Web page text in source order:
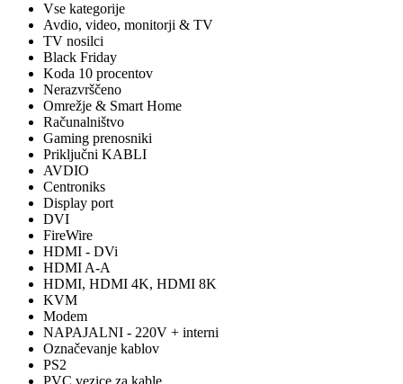
Vse kategorije
Avdio, video, monitorji & TV
TV nosilci
Black Friday
Koda 10 procentov
Nerazvrščeno
Omrežje & Smart Home
Računalništvo
Gaming prenosniki
Priključni KABLI
AVDIO
Centroniks
Display port
DVI
FireWire
HDMI - DVi
HDMI A-A
HDMI, HDMI 4K, HDMI 8K
KVM
Modem
NAPAJALNI - 220V + interni
Označevanje kablov
PS2
PVC vezice za kable